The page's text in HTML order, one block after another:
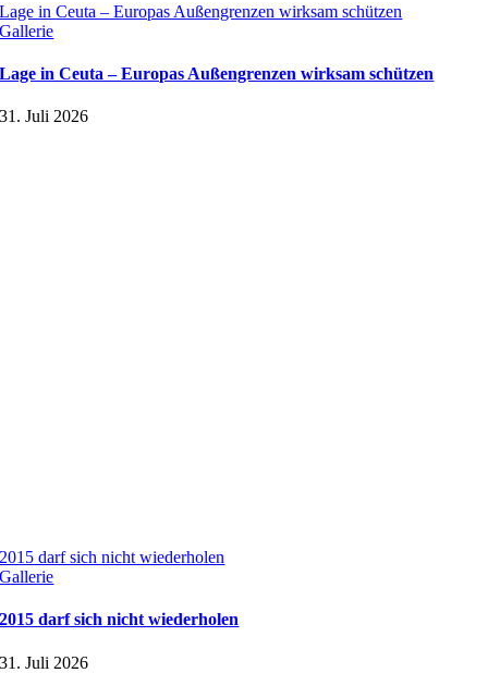
Lage in Ceuta – Europas Außengrenzen wirksam schützen
Gallerie
Lage in Ceuta – Europas Außengrenzen wirksam schützen
31. Juli 2026
2015 darf sich nicht wiederholen
Gallerie
2015 darf sich nicht wiederholen
31. Juli 2026